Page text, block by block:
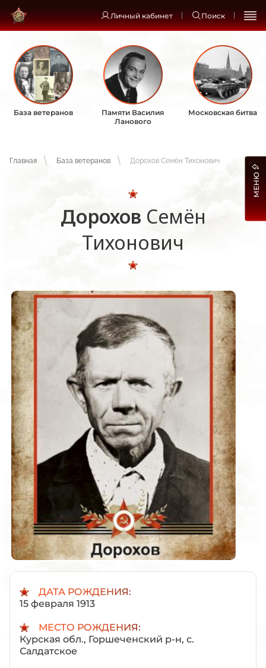
Личный кабинет Поиск
База ветеранов
Памяти Василия
Ланового
Московская битва
Главная База ветеранов Дорохов Семён Тихонович
Дорохов Семён
Тихонович
ДАТА РОЖДЕНИЯ:
15 февраля 1913
МЕСТО РОЖДЕНИЯ:
Курская обл., Горшеченский р-н, с.
Салдатское
МЕНЮ